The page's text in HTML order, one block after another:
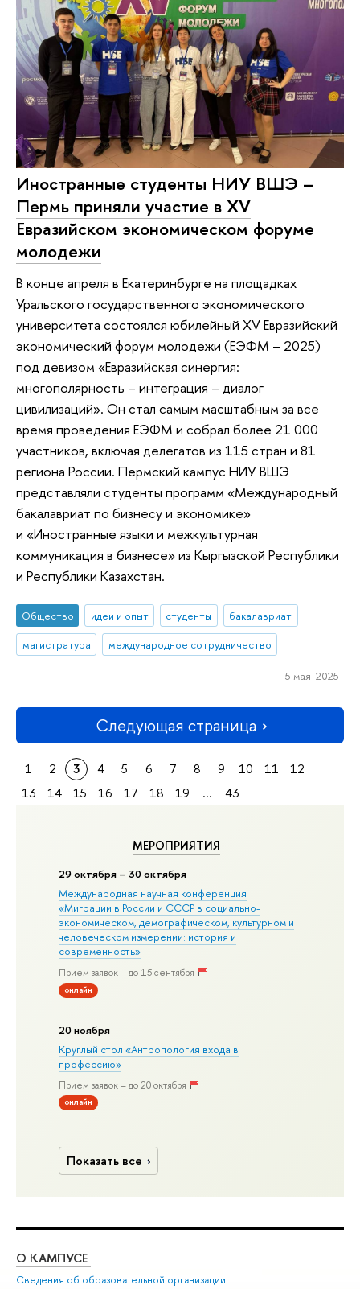
МЕРОПРИЯТИЯ
29 октября – 30 октября
Международная научная конференция
«Миграции в Росcии и СССР в социально-
экономическом, демографическом, культурном и
человеческом измерении: история и
современность»
Прием заявок – до 15 сентября
онлайн
20 ноября
Круглый стол «Антропология входа в
профессию»
Прием заявок – до 20 октября
онлайн
Показать все
Иностранные студенты НИУ ВШЭ –
Пермь приняли участие в XV
Евразийском экономическом форуме
молодежи
В конце апреля в Екатеринбурге на площадках
Уральского государственного экономического
университета состоялся юбилейный XV Евразийский
экономический форум молодежи (ЕЭФМ – 2025)
под девизом «Евразийская синергия:
многополярность – интеграция – диалог
цивилизаций». Он стал самым масштабным за все
время проведения ЕЭФМ и собрал более 21 000
участников, включая делегатов из 115 стран и 81
региона России. Пермский кампус НИУ ВШЭ
представляли студенты программ «Международный
бакалавриат по бизнесу и экономике»
и «Иностранные языки и межкультурная
коммуникация в бизнесе» из Кыргызской Республики
и Республики Казахстан.
Общество идеи и опыт студенты
бакалавриат
магистратура
международное сотрудничество
5 мая 2025
Следующая страница
1 2 3 4 5 6 7 8 9 10 11
12
13
14 15 16 17 18 19 ... 43
О КАМПУСЕ
Сведения об образовательной организации